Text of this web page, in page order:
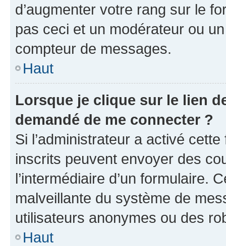
d’augmenter votre rang sur le
pas ceci et un modérateur ou
compteur de messages.
Haut
Lorsque je clique sur le lien
demandé de me connecter ?
Si l’administrateur a activé
inscrits peuvent envoyer des
l’intermédiaire d’un formulaire.
malveillante du système de
utilisateurs anonymes ou des
Haut